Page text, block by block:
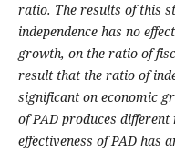
ratio. The results of this
independence has no
growth, on the ratio of
result that the ratio of
significant on economic
of PAD produces
effectiveness of PAD has